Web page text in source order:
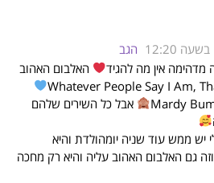
הגב
אין מה להגיד
האלבום האהוב
אבל כל השירים שלהם
ממש עוד שניה יומהולדת והיא
וזה גם האלבום האהוב עליה והיא רק מחכה